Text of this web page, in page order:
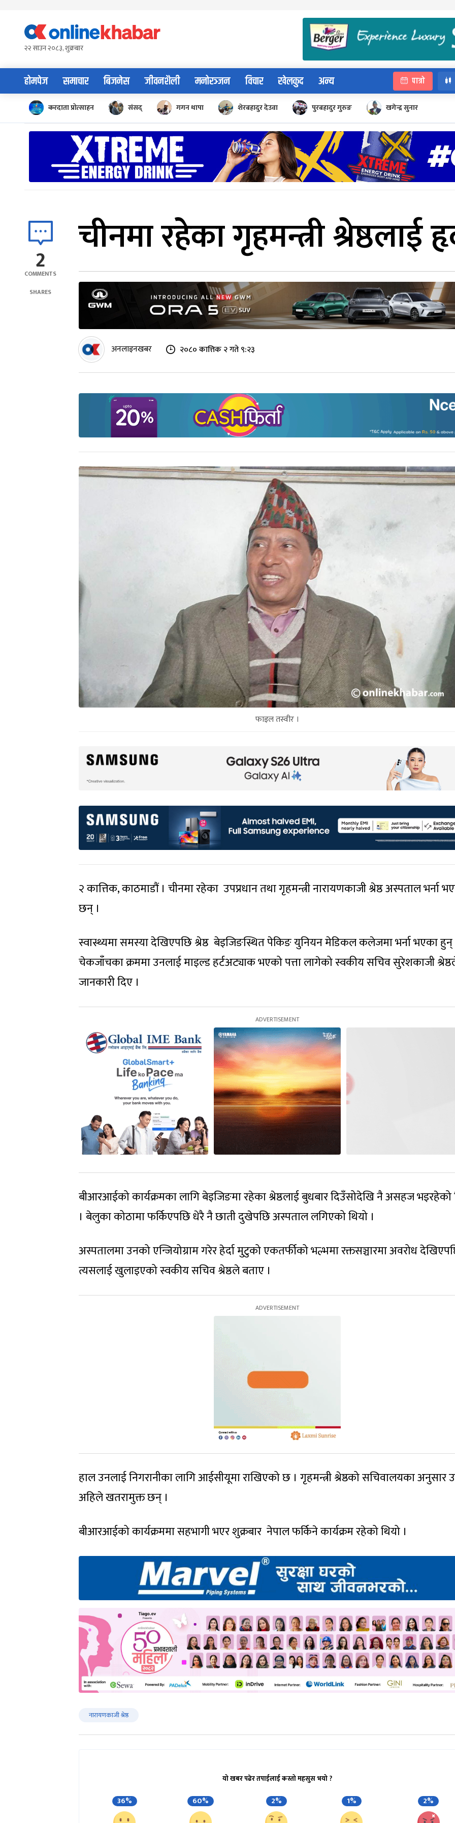
content२२ साउन २०८३, शुक्रबार
होमपेज समाचार बिजनेस जीवनशैली मनोरञ्जन विचार खेलकुद अन्य पात्रो
करदाता प्रोत्साहन संसद् गगन थापा शेरबहादुर देउवा पुरबहादुर गुरुङ खगेन्द्र सुनार
2
COMMENTS
SHARES
चीनमा रहेका गृहमन्त्री श्रेष्ठलाई
अनलाइनखबर २०८० कात्तिक २ गते ९:२३
फाइल तस्वीर ।
२ कात्तिक, काठमाडौं । चीनमा रहेका उपप्रधान तथा गृहमन्त्री नारायणकाजी श्रेष्ठ अस्पताल भर्ना
छन् ।
स्वास्थ्यमा समस्या देखिएपछि श्रेष्ठ बेइजिङस्थित पेकिङ युनियन मेडिकल कलेजमा भर्ना भएका हुन्
चेकजाँचका क्रममा उनलाई माइल्ड हर्टअट्याक भएको पत्ता लागेको स्वकीय सचिव सुरेशकाजी
जानकारी दिए ।
बीआरआईको कार्यक्रमका लागि बेइजिङमा रहेका श्रेष्ठलाई बुधबार दिउँसोदेखि नै असहज
। बेलुका कोठामा फर्किएपछि धेरै नै छाती दुखेपछि अस्पताल लगिएको थियो ।
अस्पतालमा उनको एन्जियोग्राम गरेर हेर्दा मुटुको एकतर्फीको भल्भमा रक्तसञ्चारमा अवरोध
त्यसलाई खुलाइएको स्वकीय सचिव श्रेष्ठले बताए ।
हाल उनलाई निगरानीका लागि आईसीयूमा राखिएको छ । गृहमन्त्री श्रेष्ठको सचिवालयका अनुसार
अहिले खतरामुक्त छन् ।
बीआरआईको कार्यक्रममा सहभागी भएर शुक्रबार नेपाल फर्किने कार्यक्रम रहेको थियो ।
नारायणकाजी श्रेष्ठ
यो खबर पढेर तपाईलाई कस्तो महसुस भयो ?
36% 60% 2% 1% 2%